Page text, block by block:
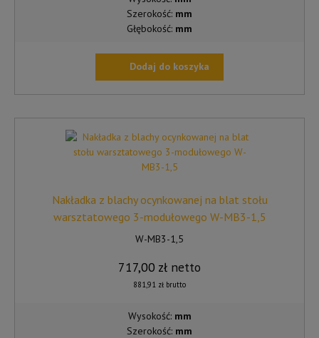
Szerokość: mm
Głębokość: mm
Dodaj do koszyka
Nakładka z blachy ocynkowanej na blat stołu
warsztatowego 3-modułowego W-MB3-1,5
W-MB3-1,5
717,00 zł netto
881,91 zł brutto
Wysokość: mm
Szerokość: mm